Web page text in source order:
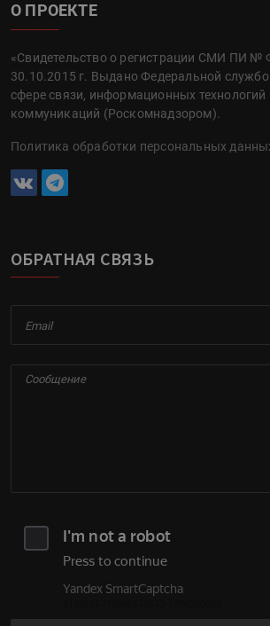
О ПРОЕКТЕ
«Свидетельство о регистрации СМИ ПИ №
30.10.2015 г. Выдано Федеральной
сфере связи, информационных
коммуникаций (Роскомнадзором).
Политика обработки персональных
ОБРАТНАЯ СВЯЗЬ